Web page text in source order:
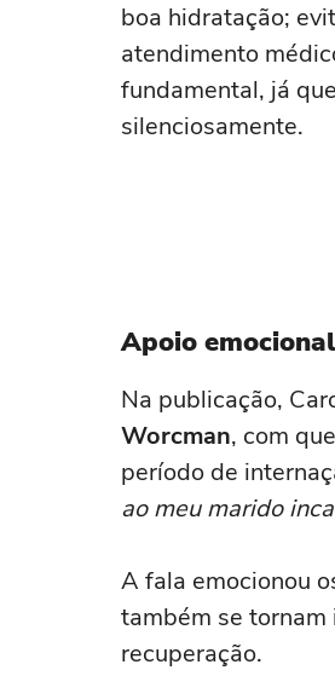
boa hidratação;
atendimento
fundamental, já
silenciosamente.
Apoio
Na publicação,
Worcman, com
período de
ao meu marido
A fala emocionou
também se
recuperação.